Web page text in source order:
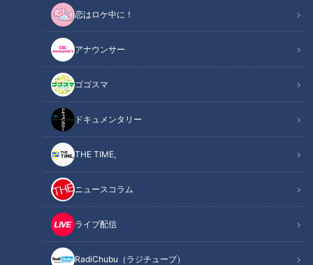
恋はロケ中に！
アナウンサー
ゴゴスマ
ドキュメンタリー
THE TIME,
ニュースコラム
ライブ配信
RadiChubu（ラジチューブ）
記事に戻る